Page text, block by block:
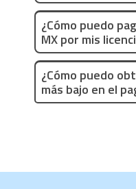
¿Cómo puedo
MX por mis
¿Cómo puedo
más bajo en el